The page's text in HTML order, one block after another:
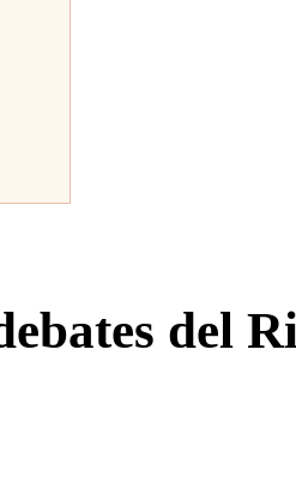
del